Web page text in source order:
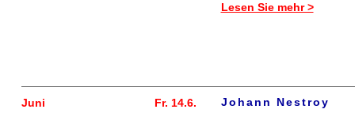
Lesen Sie mehr >
Juni
Fr. 14.6.
Johann Nestroy